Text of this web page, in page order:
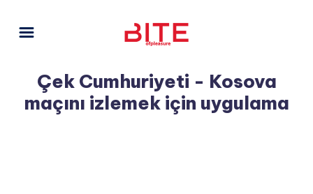
Çek Cumhuriyeti - Kosova
maçını izlemek için uygulama